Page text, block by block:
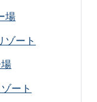
場
ゾート
ート